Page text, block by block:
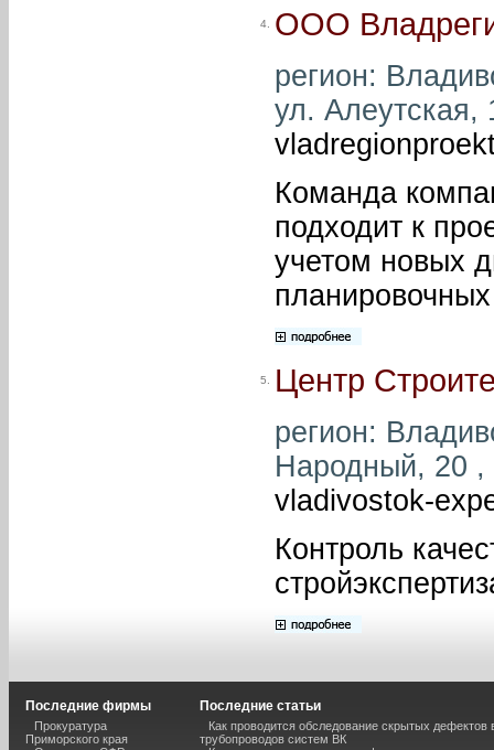
4. ООО
регион:
ул. Алеутская,
Команда
подходит к
учетом новых
5. Центр
регион:
Народный, 20 ,
vladivostok-
Контроль
Последние фирмы
Прокуратура
Приморского края
Последние статьи
Как проводится обследование скрытых дефектов
трубопроводов систем ВК